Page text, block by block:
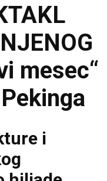
mesec“
i